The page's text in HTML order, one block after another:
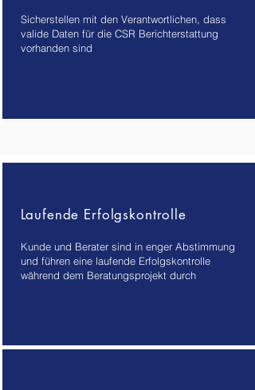
Sicherstellen mit den Verantwortlichen, dass
valide Daten für die CSR Berichterstattung
vorhanden sind
Laufende Erfolgskontrolle
Kunde und Berater sind in enger Abstimmung
und führen eine laufende Erfolgskontrolle
während dem Beratungsprojekt durch